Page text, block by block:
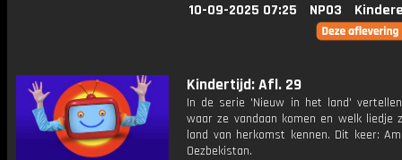
10-09-2025 07:25 NPO3
Kindertijd: Afl. 29
In de serie 'Nieuw in het land'
waar ze vandaan komen en welk liedje
land van herkomst kennen. Dit keer:
Oezbekistan.